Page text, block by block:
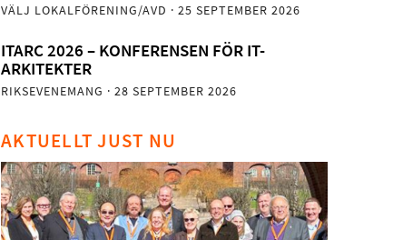
VÄLJ LOKALFÖRENING/AVD · 25 SEPTEMBER 2026
ITARC 2026 – KONFERENSEN FÖR IT-
ARKITEKTER
RIKSEVENEMANG · 28 SEPTEMBER 2026
AKTUELLT JUST NU